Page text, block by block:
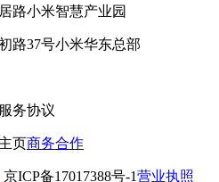
路小米智慧产业园
路37号小米华东总部
务协议
页商务合作
京ICP备17017388号-1营业执照